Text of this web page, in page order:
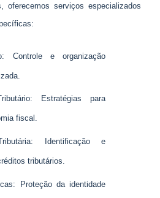
oferecemos serviços especializados
Controle e organização
Estratégias para
fiscal.
Identificação e
tributários.
Proteção da identidade